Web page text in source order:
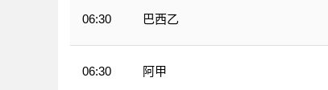
06:30 巴西乙
06:30 阿甲